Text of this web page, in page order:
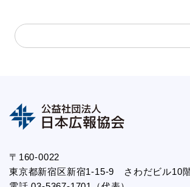
〒160-0022
東京都新宿区新宿1-15-9 さわだビル10